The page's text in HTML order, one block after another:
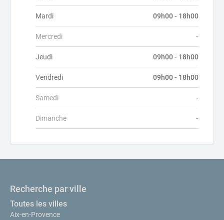
Mardi 09h00 - 18h00
Mercredi -
Jeudi 09h00 - 18h00
Vendredi 09h00 - 18h00
Samedi -
Dimanche -
Recherche par ville
Toutes les villes
Aix-en-Provence